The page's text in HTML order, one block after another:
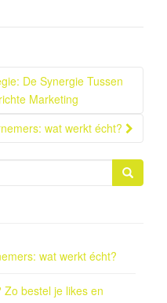
De Synergie Tussen
Marketing
wat werkt écht?
wat werkt écht?
bestel je likes en